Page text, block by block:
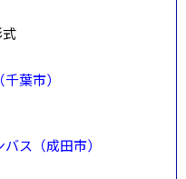
葉市）
ス（成田市）